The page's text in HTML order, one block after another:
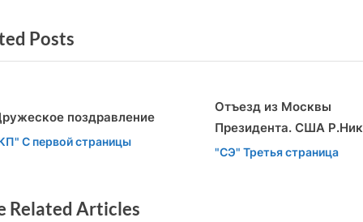
P
s
t
:
Posts
поздравление
С первой страницы
Отъезд из Москвы
Президента. США
"СЭ" Третья страница
Related Articles